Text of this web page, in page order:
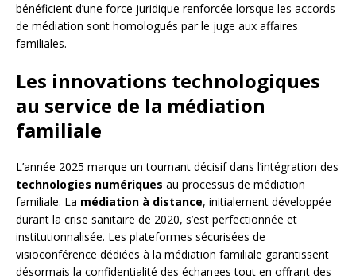
bénéficient d’une force juridique renforcée lorsque les accords
de médiation sont homologués par le juge aux affaires
familiales.
Les innovations technologiques
au service de la médiation
familiale
L’année 2025 marque un tournant décisif dans l’intégration des
technologies numériques au processus de médiation
familiale. La médiation à distance, initialement développée
durant la crise sanitaire de 2020, s’est perfectionnée et
institutionnalisée. Les plateformes sécurisées de
visioconférence dédiées à la médiation familiale garantissent
désormais la confidentialité des échanges tout en offrant des